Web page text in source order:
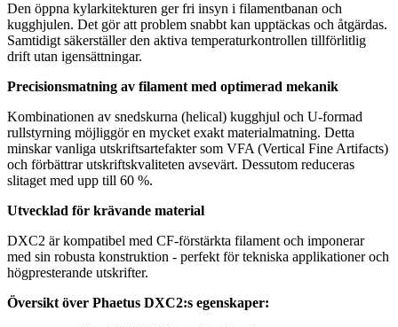
Den öppna kylarkitekturen ger fri insyn i filamentbanan och
kugghjulen. Det gör att problem snabbt kan upptäckas och åtgärdas.
Samtidigt säkerställer den aktiva temperaturkontrollen tillförlitlig
drift utan igensättningar.
Precisionsmatning av filament med optimerad mekanik
Kombinationen av snedskurna (helical) kugghjul och U-formad
rullstyrning möjliggör en mycket exakt materialmatning. Detta
minskar vanliga utskriftsartefakter som VFA (Vertical Fine Artifacts)
och förbättrar utskriftskvaliteten avsevärt. Dessutom reduceras
slitaget med upp till 60 %.
Utvecklad för krävande material
DXC2 är kompatibel med CF-förstärkta filament och imponerar
med sin robusta konstruktion - perfekt för tekniska applikationer och
högpresterande utskrifter.
Översikt över Phaetus DXC2:s egenskaper: